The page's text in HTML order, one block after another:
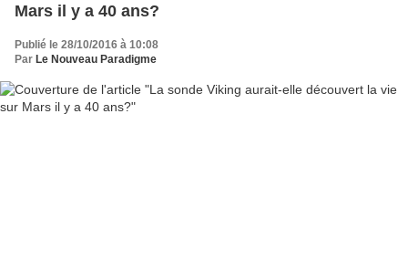
Mars il y a 40 ans?
Publié le 28/10/2016 à 10:08
Par Le Nouveau Paradigme